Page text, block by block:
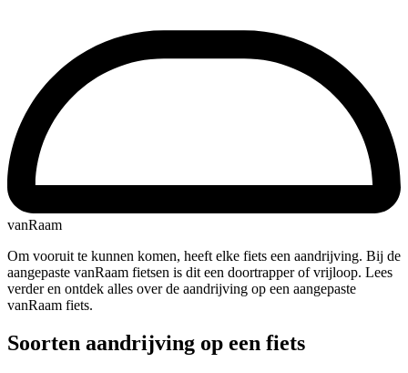
vanRaam
Om vooruit te kunnen komen, heeft elke fiets een aandrijving. Bij de
aangepaste vanRaam fietsen is dit een doortrapper of vrijloop. Lees
verder en ontdek alles over de aandrijving op een aangepaste
vanRaam fiets.
Soorten aandrijving op een fiets